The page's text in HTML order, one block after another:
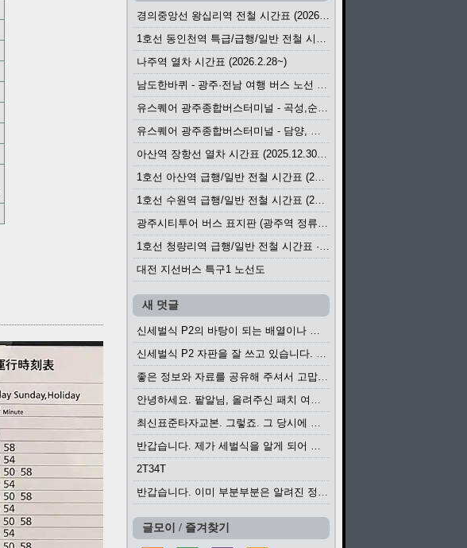
경의중앙선 왕십리역 전철 시간표 (2026.4.20~)
1호선 동인천역 특급/급행/일반 전철 시간표 (2026.2.28~)
나주역 열차 시간표 (2026.2.28~)
남도한바퀴 - 광주·전남 여행 버스 노선 (2026.3.1~5.31)
유스퀘어 광주종합버스터미널 - 곡성,순천／화순,보성,율포 방면 시외버스 시간표 (2026.1.31)
유스퀘어 광주종합버스터미널 - 담양, 순창, 남원, 무주, 장수, 거창, 대구 방면 시외버스 시간표 (2026...
아산역 장항선 열차 시간표 (2025.12.30 기준) (무궁화호, ITX-마음, 새마을호, 서해금빛열차)
1호선 아산역 급행/일반 전철 시간표 (2025.12.30~)
1호선 수원역 급행/일반 전철 시간표 (2025.12.30~)
광주시티투어 버스 표지판 (광주역 정류장) (2024?)
1호선 청량리역 급행/일반 전철 시간표 · 노선도 (2025.12.30~)
대전 지선버스 특구1 노선도
새 덧글
신세벌식 P2의 바탕이 되는 배열이나 주요 기능...
신세벌식 P2 자판을 잘 쓰고 있습니다. 쓰기 편리...
좋은 정보와 자료를 공유해 주셔서 고맙습니다....
안녕하세요. 팥알님, 올려주신 패치 여러모로 감사...
최신표준타자교본. 그렇죠. 그 당시에 최신 표준...
반갑습니다. 제가 세벌식을 알게 되어 세벌식 써...
2T34T
반갑습니다. 이미 부분부분은 알려진 정보들이...
글모이 / 즐겨찾기